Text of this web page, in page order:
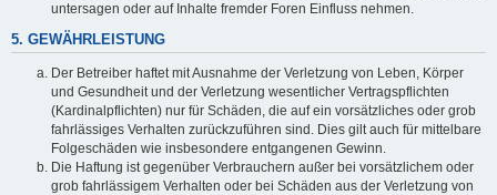
untersagen oder auf Inhalte fremder Foren Einfluss nehmen.
5. GEWÄHRLEISTUNG
Der Betreiber haftet mit Ausnahme der Verletzung von Leben, Körper
und Gesundheit und der Verletzung wesentlicher Vertragspflichten
(Kardinalpflichten) nur für Schäden, die auf ein vorsätzliches oder grob
fahrlässiges Verhalten zurückzuführen sind. Dies gilt auch für mittelbare
Folgeschäden wie insbesondere entgangenen Gewinn.
Die Haftung ist gegenüber Verbrauchern außer bei vorsätzlichem oder
grob fahrlässigem Verhalten oder bei Schäden aus der Verletzung von